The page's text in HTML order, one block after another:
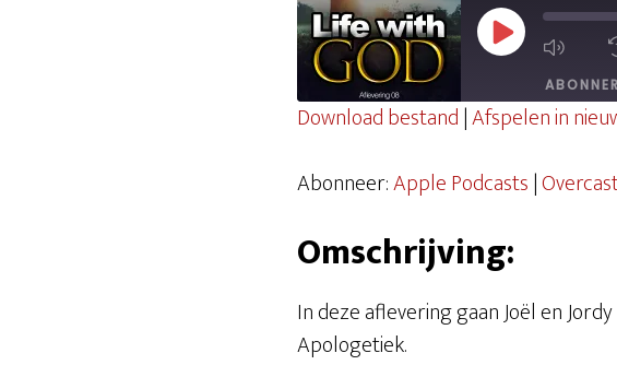
PLAY
EPISODE
Spotify
RSS FEED
Download bestand|Afspelen in
Abonneer:Apple Podcasts|
Omschrijving:
In deze aflevering gaan Joël en
Apologetiek.